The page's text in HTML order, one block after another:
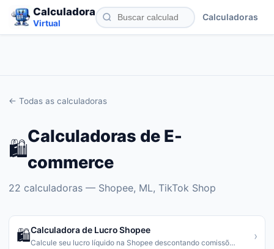
Calculadora
Virtual
Calculadoras
← Todas as calculadoras
🛍️
Calculadoras de E-
commerce
22 calculadoras — Shopee, ML, TikTok Shop
🛍️Calculadora de Lucro Shopee
Calcule seu lucro líquido na Shopee descontando comissõ…
›